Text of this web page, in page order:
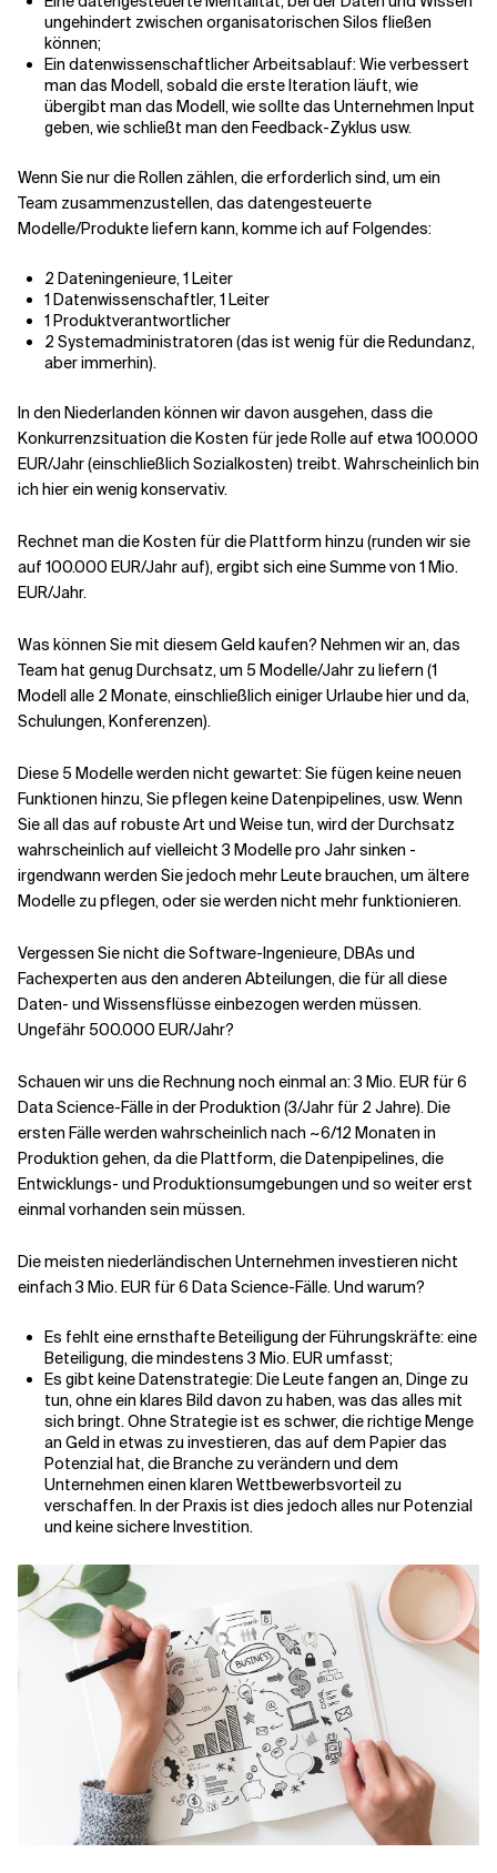
ungehindert zwischen organisatorischen Silos fließen
können;
Ein datenwissenschaftlicher Arbeitsablauf: Wie verbessert
man das Modell, sobald die erste Iteration läuft, wie
übergibt man das Modell, wie sollte das Unternehmen Input
geben, wie schließt man den Feedback-Zyklus usw.
Wenn Sie nur die Rollen zählen, die erforderlich sind, um ein
Team zusammenzustellen, das datengesteuerte
Modelle/Produkte liefern kann, komme ich auf Folgendes:
2 Dateningenieure, 1 Leiter
1 Datenwissenschaftler, 1 Leiter
1 Produktverantwortlicher
2 Systemadministratoren (das ist wenig für die Redundanz,
aber immerhin).
In den Niederlanden können wir davon ausgehen, dass die
Konkurrenzsituation die Kosten für jede Rolle auf etwa 100.000
EUR/Jahr (einschließlich Sozialkosten) treibt. Wahrscheinlich bin
ich hier ein wenig konservativ.
Rechnet man die Kosten für die Plattform hinzu (runden wir sie
auf 100.000 EUR/Jahr auf), ergibt sich eine Summe von 1 Mio.
EUR/Jahr.
Was können Sie mit diesem Geld kaufen? Nehmen wir an, das
Team hat genug Durchsatz, um 5 Modelle/Jahr zu liefern (1
Modell alle 2 Monate, einschließlich einiger Urlaube hier und da,
Schulungen, Konferenzen).
Diese 5 Modelle werden nicht gewartet: Sie fügen keine neuen
Funktionen hinzu, Sie pflegen keine Datenpipelines, usw. Wenn
Sie all das auf robuste Art und Weise tun, wird der Durchsatz
wahrscheinlich auf vielleicht 3 Modelle pro Jahr sinken -
irgendwann werden Sie jedoch mehr Leute brauchen, um ältere
Modelle zu pflegen, oder sie werden nicht mehr funktionieren.
Vergessen Sie nicht die Software-Ingenieure, DBAs und
Fachexperten aus den anderen Abteilungen, die für all diese
Daten- und Wissensflüsse einbezogen werden müssen.
Ungefähr 500.000 EUR/Jahr?
Schauen wir uns die Rechnung noch einmal an: 3 Mio. EUR für 6
Data Science-Fälle in der Produktion (3/Jahr für 2 Jahre). Die
ersten Fälle werden wahrscheinlich nach ~6/12 Monaten in
Produktion gehen, da die Plattform, die Datenpipelines, die
Entwicklungs- und Produktionsumgebungen und so weiter erst
einmal vorhanden sein müssen.
Die meisten niederländischen Unternehmen investieren nicht
einfach 3 Mio. EUR für 6 Data Science-Fälle. Und warum?
Es fehlt eine ernsthafte Beteiligung der Führungskräfte: eine
Beteiligung, die mindestens 3 Mio. EUR umfasst;
Es gibt keine Datenstrategie: Die Leute fangen an, Dinge zu
tun, ohne ein klares Bild davon zu haben, was das alles mit
sich bringt. Ohne Strategie ist es schwer, die richtige Menge
an Geld in etwas zu investieren, das auf dem Papier das
Potenzial hat, die Branche zu verändern und dem
Unternehmen einen klaren Wettbewerbsvorteil zu
verschaffen. In der Praxis ist dies jedoch alles nur Potenzial
und keine sichere Investition.